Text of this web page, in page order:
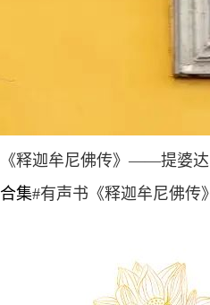
《释迦牟尼佛传》——提婆
合集#有声书《释迦牟尼佛